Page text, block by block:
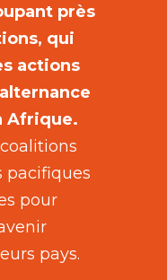
près
qui
actions
Afrique.
pacifiques
pour
pays.